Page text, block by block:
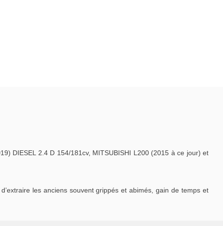
DIESEL 2.4 D 154/181cv, MITSUBISHI L200 (2015 à ce jour) et
les anciens souvent grippés et abimés, gain de temps et